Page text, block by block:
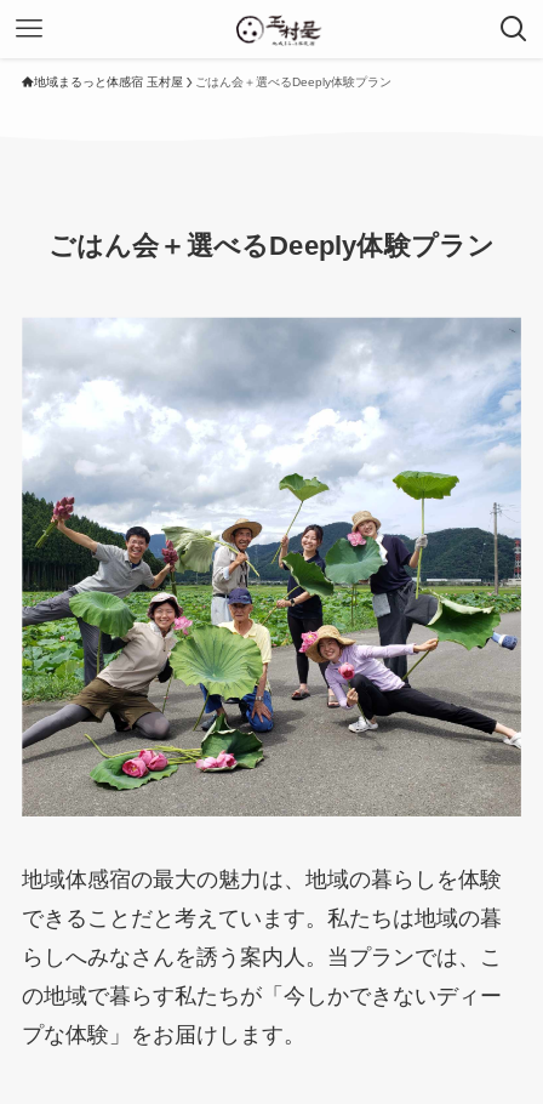
地域まるっと体感宿 玉村屋 ごはん会＋選べるDeeply体験プラン
ごはん会＋選べるDeeply体験プラン
地域体感宿の最大の魅力は、地域の暮らしを体験
できることだと考えています。私たちは地域の暮
らしへみなさんを誘う案内人。当プランでは、こ
の地域で暮らす私たちが「今しかできないディー
プな体験」をお届けします。